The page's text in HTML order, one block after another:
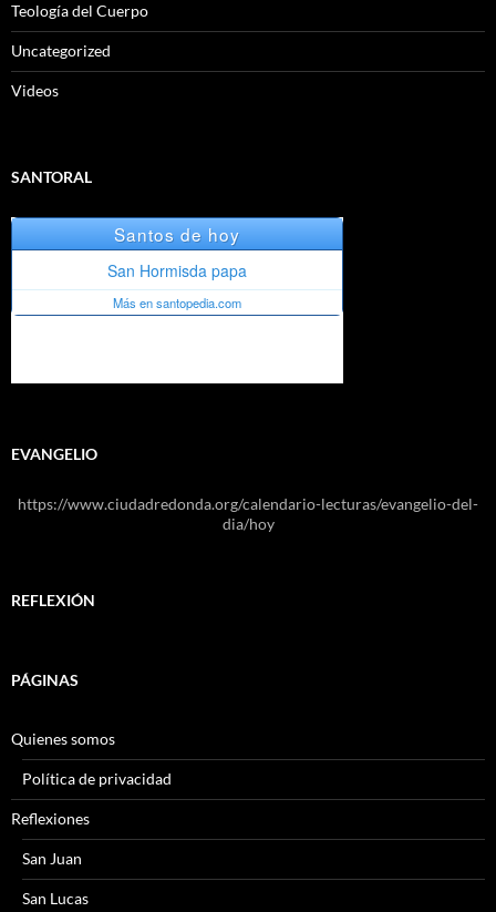
Teología del Cuerpo
Uncategorized
Videos
SANTORAL
EVANGELIO
https://www.ciudadredonda.org/calendario-lecturas/evangelio-del-
dia/hoy
REFLEXIÓN
PÁGINAS
Quienes somos
Política de privacidad
Reflexiones
San Juan
San Lucas